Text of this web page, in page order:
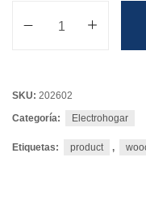
SKU: 202602
Categoría:
Electrohogar
Etiquetas: product ,